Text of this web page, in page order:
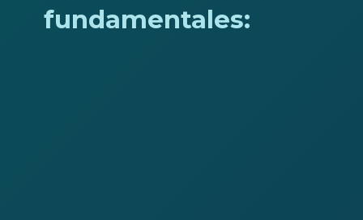
fundamentales: